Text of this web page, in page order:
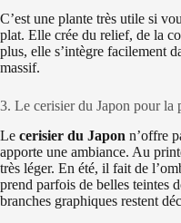
C’est une plante très utile si
plat. Elle crée du relief, de la
plus, elle s’intègre facilement
massif.
3. Le cerisier du Japon pour la
Le cerisier du Japon n’offre
apporte une ambiance. Au
très léger. En été, il fait de
prend parfois de belles teintes
branches graphiques restent